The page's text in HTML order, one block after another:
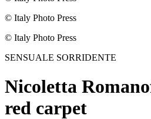
© Italy Photo Press
© Italy Photo Press
SENSUALE SORRIDENTE
Nicoletta
red carpet